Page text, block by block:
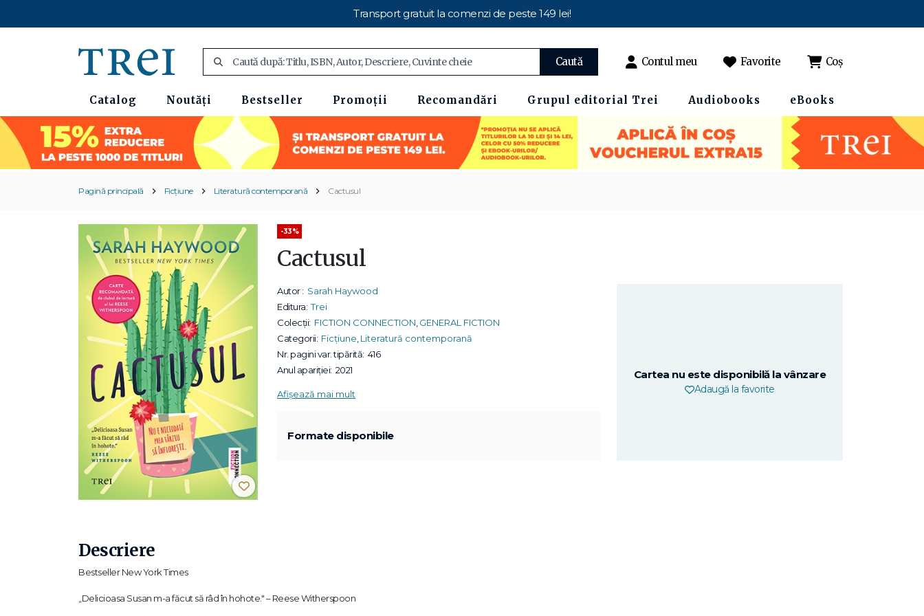
Transport gratuit la comenzi de peste 149 lei!
Caută Contul meu Favorite Coș
Catalog Noutăți Bestseller Promoții Recomandări Grupul editorial Trei Audiobooks eBooks
Pagină principală Ficțiune Literatură contemporană Cactusul
-33%
Cactusul
Autor : Sarah Haywood
Editura: Trei
Colecții: FICTION CONNECTION GENERAL FICTION
Categorii: Ficțiune Literatură contemporană
Nr. pagini var. tipărită: 416
Anul apariției: 2021
Afișează mai mult
Formate disponibile
Cartea nu este disponibilă la vânzare
Adaugă la favorite
Descriere
Bestseller New York Times
„Delicioasa Susan m-a făcut să râd în hohote." – Reese Witherspoon